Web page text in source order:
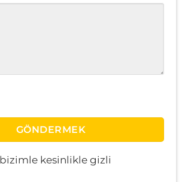
kesinlikle gizli